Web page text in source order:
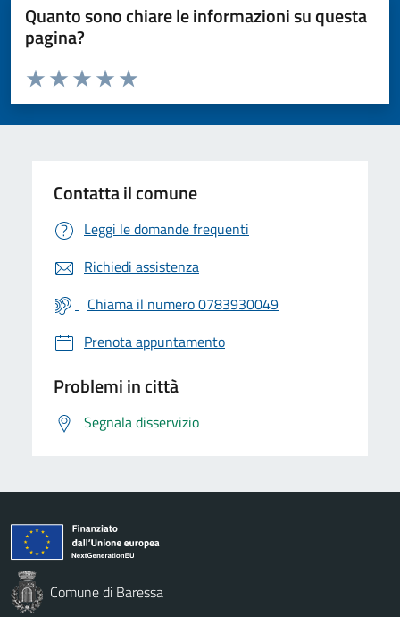
Quanto sono chiare le informazioni su questa
pagina?
Valuta da 1 a 5 stelle la pagina
Valuta 5 stelle su 5
Valuta 4 stelle su 5
Valuta 3 stelle su 5
Valuta 2 stelle su 5
Valuta 1 stelle su 5
Contatta il comune
Leggi le domande frequenti
Richiedi assistenza
Chiama il numero 0783930049
Prenota appuntamento
Problemi in città
Segnala disservizio
Comune di Baressa